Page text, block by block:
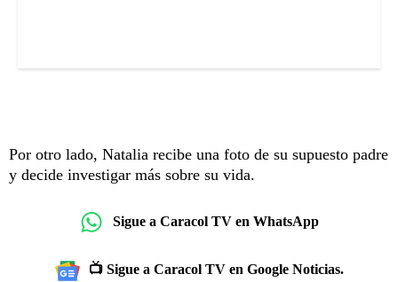
Por otro lado, Natalia recibe una foto de su supuesto padre
y decide investigar más sobre su vida.
Sigue a Caracol TV en WhatsApp
📺 Sigue a Caracol TV en Google Noticias.